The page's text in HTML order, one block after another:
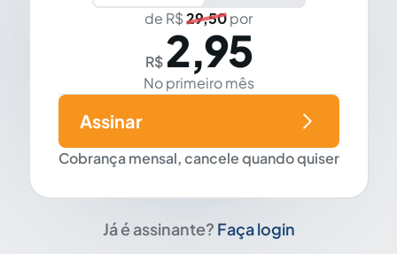
de R$29,50por
R$ 2,95
No primeiro mês
Cobrança mensal, cancele quando quiser
Assinar
Já é assinante? Faça login